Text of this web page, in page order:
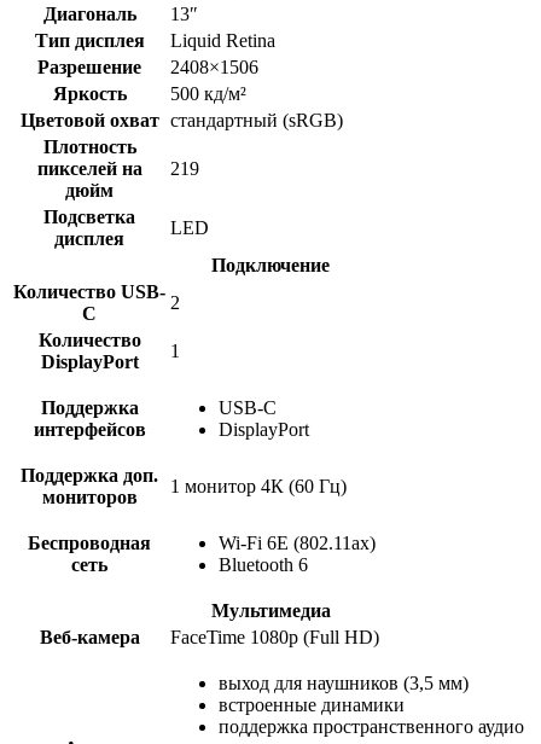
Диагональ
13″
Тип дисплея
Liquid Retina
Разрешение
2408×1506
Яркость
500 кд/м²
Цветовой охват стандартный (sRGB)
Плотность
пикселей на
дюйм
219
Подсветка
дисплея
LED
Подключение
Количество USB-
C
2
Количество
DisplayPort
1
Поддержка
интерфейсов
USB-C
DisplayPort
Поддержка доп.
мониторов
1 монитор 4К (60 Гц)
Беспроводная
сеть
Wi-Fi 6E (802.11ax)
Bluetooth 6
Мультимедиа
Веб-камера
FaceTime 1080p (Full HD)
выход для наушников (3,5 мм)
встроенные динамики
поддержка пространственного аудио